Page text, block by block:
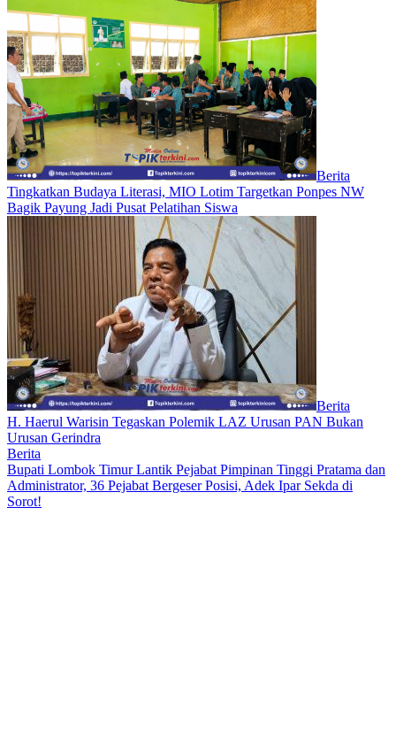
Berita
Tingkatkan Budaya Literasi, MIO Lotim Targetkan Ponpes NW
Bagik Payung Jadi Pusat Pelatihan Siswa
Berita
H. Haerul Warisin Tegaskan Polemik LAZ Urusan PAN Bukan
Urusan Gerindra
Berita
Bupati Lombok Timur Lantik Pejabat Pimpinan Tinggi Pratama dan
Administrator, 36 Pejabat Bergeser Posisi, Adek Ipar Sekda di
Sorot!